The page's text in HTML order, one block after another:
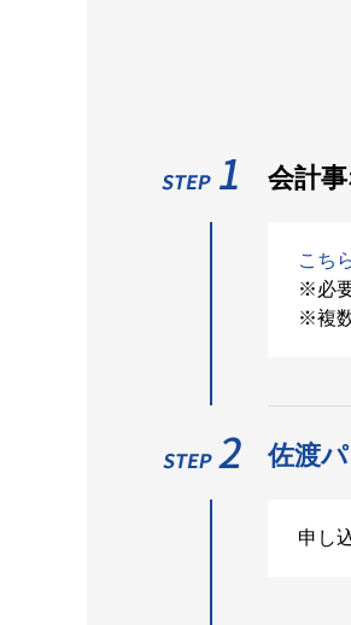
会計
こち
※必
※複
佐渡
申し